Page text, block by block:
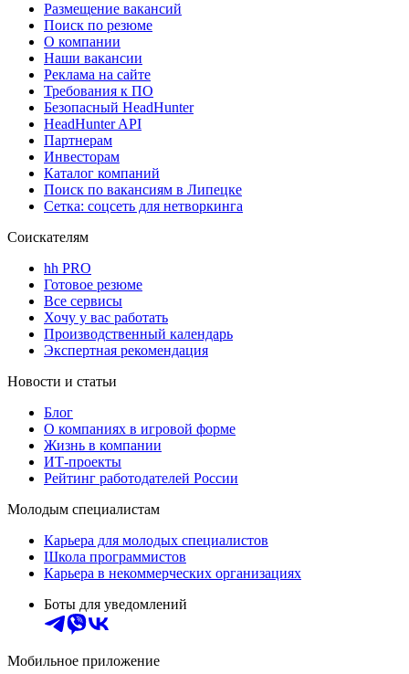
Размещение вакансий
Поиск по резюме
О компании
Наши вакансии
Реклама на сайте
Требования к ПО
Безопасный HeadHunter
HeadHunter API
Партнерам
Инвесторам
Каталог компаний
Поиск по вакансиям в Липецке
Сетка: соцсеть для нетворкинга
Соискателям
hh PRO
Готовое резюме
Все сервисы
Хочу у вас работать
Производственный календарь
Экспертная рекомендация
Новости и статьи
Блог
О компаниях в игровой форме
Жизнь в компании
ИТ-проекты
Рейтинг работодателей России
Молодым специалистам
Карьера для молодых специалистов
Школа программистов
Карьера в некоммерческих организациях
Боты для уведомлений
Мобильное приложение